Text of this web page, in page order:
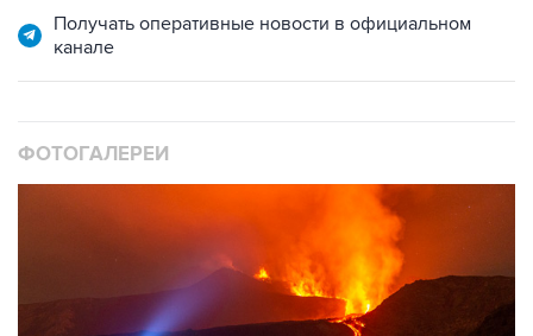
Получать оперативные новости в официальном
канале
ФОТОГАЛЕРЕИ